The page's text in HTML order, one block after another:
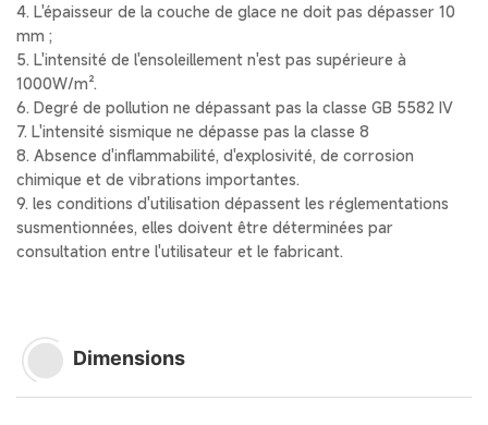
4. L'épaisseur de la couche de glace ne doit pas dépasser 10
mm ;
5. L'intensité de l'ensoleillement n'est pas supérieure à
1000W/m².
6. Degré de pollution ne dépassant pas la classe GB 5582 IV
7. L'intensité sismique ne dépasse pas la classe 8
8. Absence d'inflammabilité, d'explosivité, de corrosion
chimique et de vibrations importantes.
9. les conditions d'utilisation dépassent les réglementations
susmentionnées, elles doivent être déterminées par
consultation entre l'utilisateur et le fabricant.
Dimensions